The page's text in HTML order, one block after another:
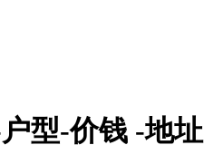
型-价钱 -地址